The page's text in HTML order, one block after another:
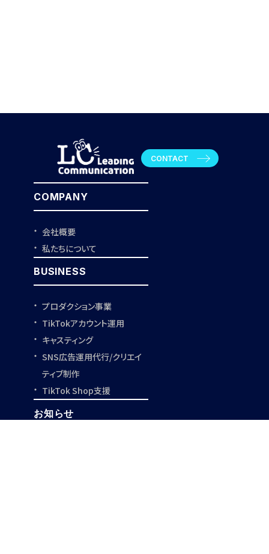
CONTACT
COMPANY
会社概要
私たちについて
BUSINESS
プロダクション事業
TikTokアカウント運用
キャスティング
SNS広告運用代行/クリエイ
ティブ制作
TikTok Shop支援
お知らせ